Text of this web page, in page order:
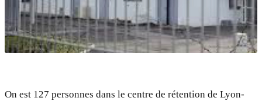
On est 127 personnes dans le centre de rétention de Lyon-